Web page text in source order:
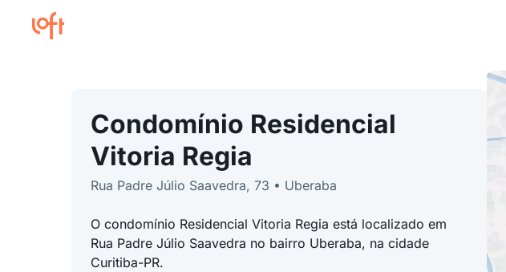
Condomínio Residencial
Vitoria Regia
Rua Padre Júlio Saavedra, 73 • Uberaba
O condomínio Residencial Vitoria Regia está localizado em
Rua Padre Júlio Saavedra no bairro Uberaba, na cidade
Curitiba-PR.